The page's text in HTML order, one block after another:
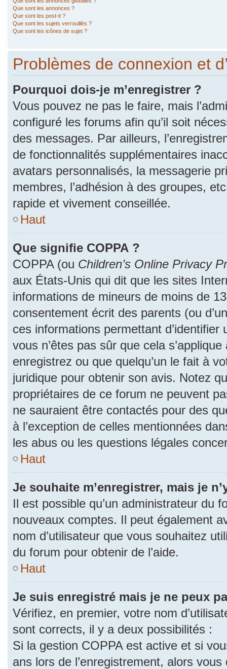
Que sont les annonces ?
Que sont les post-it ?
Que sont les sujets verrouillés ?
Que sont les icônes de sujet ?
Problèmes de connexion et
Pourquoi dois-je m’enregistrer ?
Vous pouvez ne pas le faire, mais
configuré les forums afin qu’il soit
des messages. Par ailleurs,
de fonctionnalités supplémentaires
avatars personnalisés, la messagerie
membres, l’adhésion à des groupes,
rapide et vivement conseillée.
Haut
Que signifie COPPA ?
COPPA (ou Children’s Online Privacy
aux États-Unis qui dit que les sites
informations de mineurs de moins de
consentement écrit des parents (ou
ces informations permettant
vous n’êtes pas sûr que cela
enregistrez ou que quelqu’un le fait à
juridique pour obtenir son avis. Notez
propriétaires de ce forum ne peuvent
ne sauraient être contactés pour des
à l’exception de celles mentionnées
les abus ou les questions légales
Haut
Je souhaite m’enregistrer, mais je
Il est possible qu’un administrateur du
nouveaux comptes. Il peut également
nom d’utilisateur que vous souhaitez
du forum pour obtenir de l’aide.
Haut
Je suis enregistré mais je ne peux
Vérifiez, en premier, votre nom
sont corrects, il y a deux possibilités :
Si la gestion COPPA est active et si
ans lors de l’enregistrement, alors